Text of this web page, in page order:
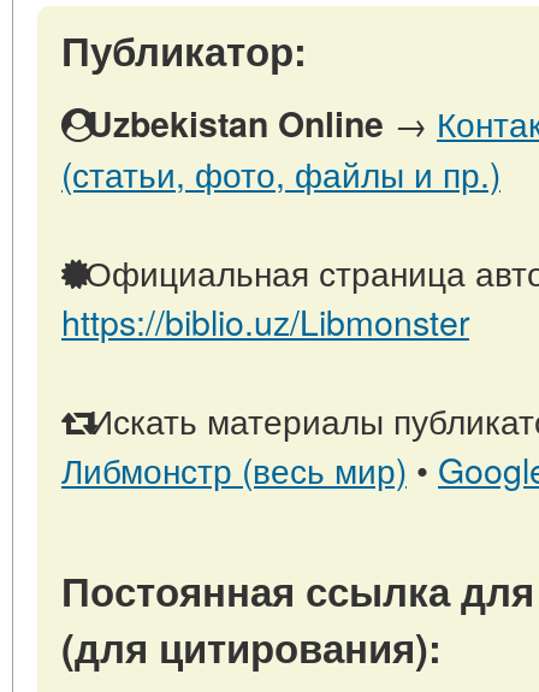
Публикатор:
Uzbekistan Online →
(статьи, фото, файлы и пр.)
Официальная страница
https://biblio.uz/Libmonster
Искать материалы
Либмонстр (весь мир) •
Постоянная ссылка
(для цитирования):